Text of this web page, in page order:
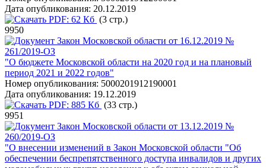
Дата опубликования: 20.12.2019
PDF: 62 Кб (3 стр.)
9950
Закон Московской области от 16.12.2019 №
261/2019-ОЗ
"О бюджете Московской области на 2020 год и на плановый
период 2021 и 2022 годов"
Номер опубликования: 5000201912190001
Дата опубликования: 19.12.2019
PDF: 885 Кб (33 стр.)
9951
Закон Московской области от 13.12.2019 №
260/2019-ОЗ
"О внесении изменений в Закон Московской области "Об
обеспечении беспрепятственного доступа инвалидов и других